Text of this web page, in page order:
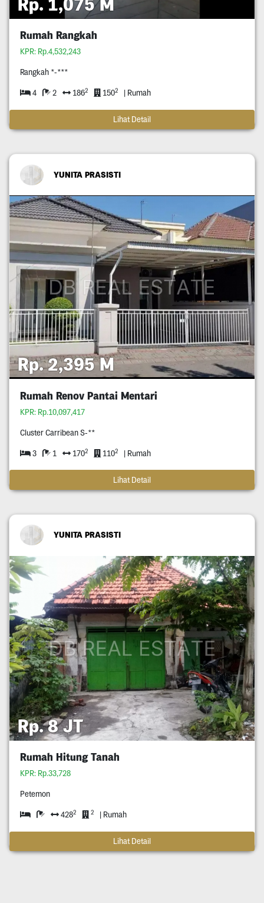
Rumah Rangkah
KPR: Rp.4,532,243
Rangkah *-***
4 2 1862 1502 | Rumah
Lihat Detail
YUNITA PRASISTI
Rp. 2,395 M
Rumah Renov Pantai Mentari
KPR: Rp.10,097,417
Cluster Carribean S-**
3 1 1702 1102 | Rumah
Lihat Detail
YUNITA PRASISTI
Rp. 8 JT
Rumah Hitung Tanah
KPR: Rp.33,728
Petemon
4282 2 | Rumah
Lihat Detail